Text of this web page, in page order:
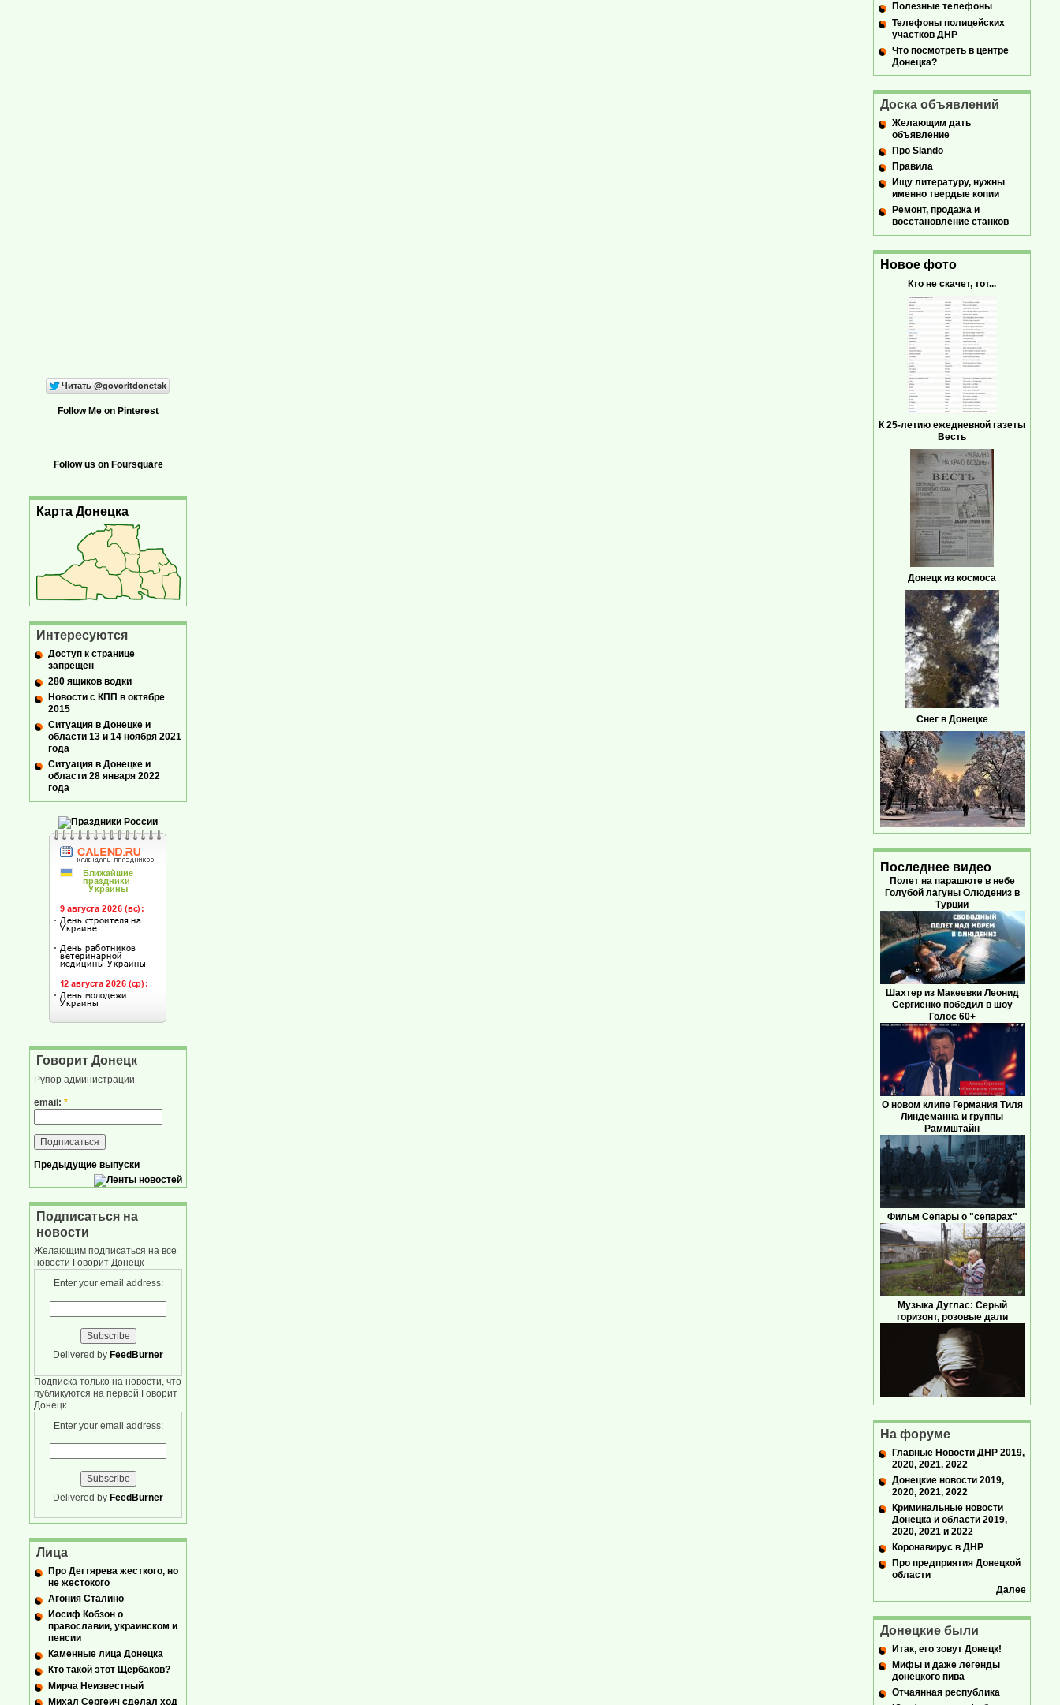
Follow Me on Pinterest
Follow us on Foursquare
Карта Донецка
Интересуются
Доступ к странице
запрещён
280 ящиков водки
Новости с КПП в октябре
2015
Ситуация в Донецке и
области 13 и 14 ноября 2021
года
Ситуация в Донецке и
области 28 января 2022
года
Говорит Донецк
Рупор администрации
email: *
Предыдущие выпуски
Подписаться на
новости
Желающим подписаться на все
новости Говорит Донецк
Enter your email address:
Delivered by FeedBurner
Подписка только на новости, что
публикуются на первой Говорит
Донецк
Enter your email address:
Delivered by FeedBurner
Лица
Про Дегтярева жесткого, но
не жестокого
Агония Сталино
Иосиф Кобзон о
православии, украинском и
пенсии
Каменные лица Донецка
Кто такой этот Щербаков?
Мирча Неизвестный
Михал Сергеич сделал ход
Полезные телефоны
Телефоны полицейских
участков ДНР
Что посмотреть в центре
Донецка?
Доска объявлений
Желающим дать
объявление
Про Slando
Правила
Ищу литературу, нужны
именно твердые копии
Ремонт, продажа и
восстановление станков
Новое фото
Кто не скачет, тот...
К 25-летию ежедневной газеты
Весть
Донецк из космоса
Снег в Донецке
Последнее видео
Полет на парашюте в небе
Голубой лагуны Олюдениз в
Турции
Шахтер из Макеевки Леонид
Сергиенко победил в шоу
Голос 60+
О новом клипе Германия Тиля
Линдеманна и группы
Раммштайн
Фильм Сепары о "сепарах"
Музыка Дуглас: Серый
горизонт, розовые дали
На форуме
Главные Новости ДНР 2019,
2020, 2021, 2022
Донецкие новости 2019,
2020, 2021, 2022
Криминальные новости
Донецка и области 2019,
2020, 2021 и 2022
Коронавирус в ДНР
Про предприятия Донецкой
области
Далее
Донецкие были
Итак, его зовут Донецк!
Мифы и даже легенды
донецкого пива
Отчаянная республика